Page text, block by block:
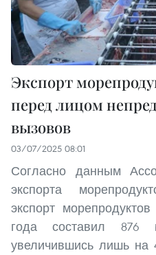
Экспорт
перед лицом
вызовов
03/07/2025 08:01
Согласно данным
экспорта
экспорт
года составил
увеличившись лишь на